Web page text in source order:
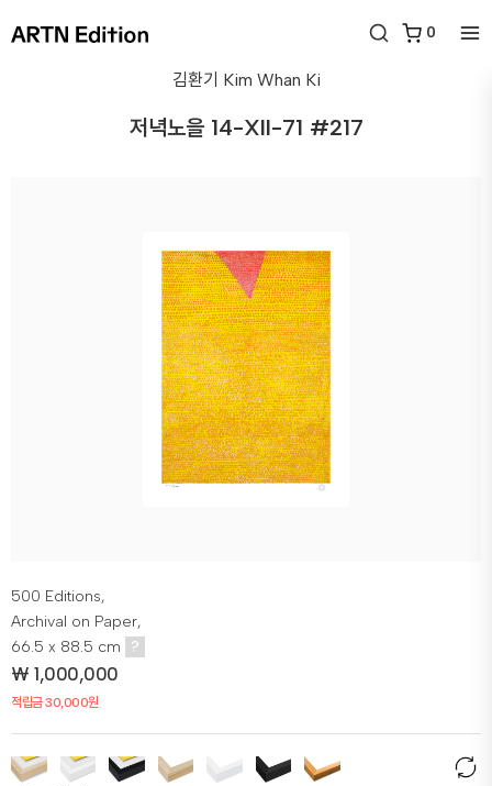
0
김환기 Kim Whan Ki
저녁노을 14-XII-71 #217
500 Editions,
Archival on Paper,
66.5 x 88.5 cm
?
₩1,000,000
적립금 30,000원